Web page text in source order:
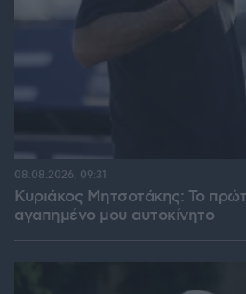
Κυριάκος Μητσοτάκης: Το
αγαπημένο μου αυτοκίνητο
08.08.2026, 09:31